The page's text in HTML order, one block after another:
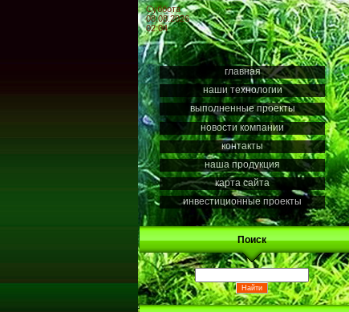
Суббота
08.08.2026
02:04
главная
наши технологии
выполненные проекты
новости компании
контакты
наша продукция
карта сайта
инвестиционные проекты
Поиск